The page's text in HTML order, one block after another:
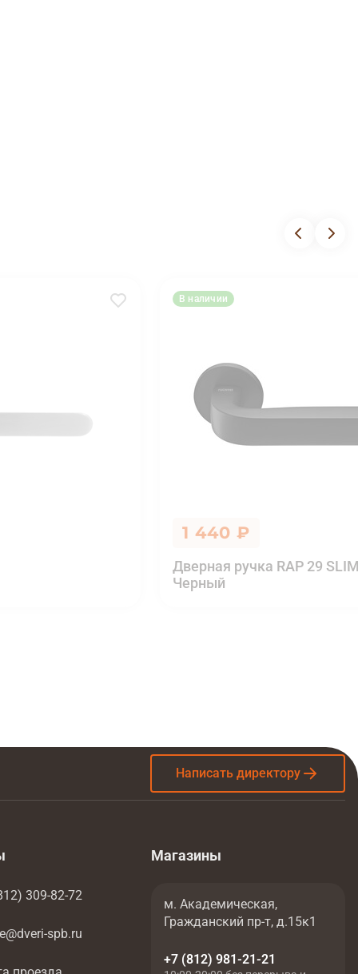
В наличии
1 440 ₽
Дверная ручка RAP 29
Черный
Написать директору
309-82-72
spb.ru
Магазины
м. Академическая,
Гражданский пр-т, д.15к1
+7 (812) 981-21-21